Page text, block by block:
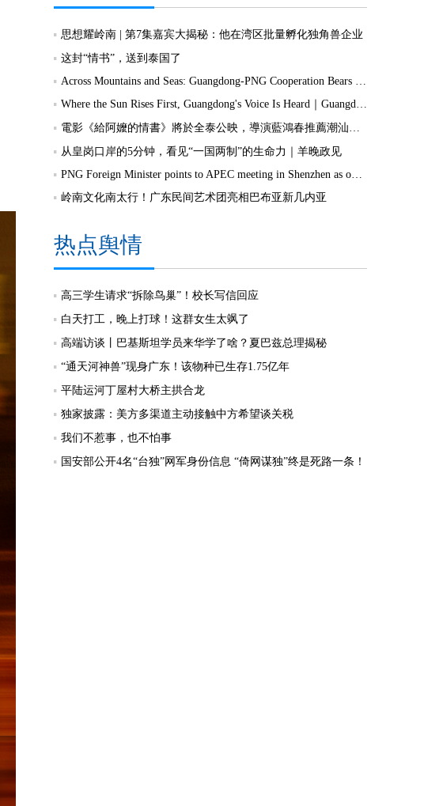
思想耀岭南 | 第7集嘉宾大揭秘：他在湾区批量孵化独角兽企业
这封“情书”，送到泰国了
Across Mountains and Seas: Guangdong-PNG Cooperation Bears Fruit
Where the Sun Rises First, Guangdong's Voice Is Heard｜Guangdong media, Samoa MCIT sign deal to bring Canton Today to TV9
電影《給阿嬤的情書》將於全泰公映，導演藍鴻春推薦潮汕美景美食
从皇岗口岸的5分钟，看见“一国两制”的生命力｜羊晚政见
PNG Foreign Minister points to APEC meeting in Shenzhen as opportunity to deepen bilateral ties
岭南文化南太行！广东民间艺术团亮相巴布亚新几内亚
热点舆情
高三学生请求“拆除鸟巢”！校长写信回应
白天打工，晚上打球！这群女生太飒了
高端访谈丨巴基斯坦学员来华学了啥？夏巴兹总理揭秘
“通天河神兽”现身广东！该物种已生存1.75亿年
平陆运河丁屋村大桥主拱合龙
独家披露：美方多渠道主动接触中方希望谈关税
我们不惹事，也不怕事
国安部公开4名“台独”网军身份信息 “倚网谋独”终是死路一条！